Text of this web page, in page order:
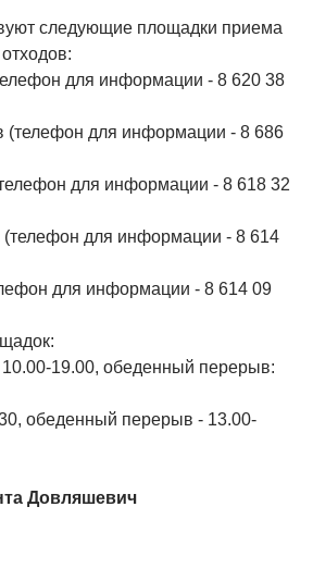
следующие площадки приема
для информации - 8 620 38
(телефон для информации - 8 686
для информации - 8 618 32
для информации - 8 614
для информации - 8 614 09
10.00-19.00, обеденный перерыв:
обеденный перерыв - 13.00-
Довляшевич